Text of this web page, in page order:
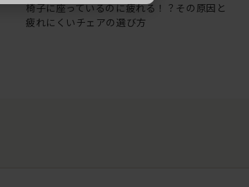
椅子に座っているのに疲れる！？その原因と
疲れにくいチェアの選び方